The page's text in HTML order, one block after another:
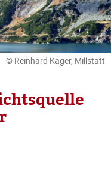
© Reinhard Kager, Millstatt